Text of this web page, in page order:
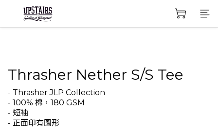
Thrasher Nether S/S Tee
- Thrasher JLP Collection
- 100% 棉，180 GSM
- 短袖
- 正面印有圖形